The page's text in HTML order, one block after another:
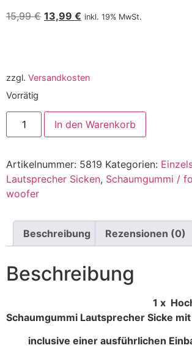
15,99€ 13,99 € inkl. 19% MwSt.
zzgl. Versandkosten
Vorrätig
In den Warenkorb
Artikelnummer: 5819 Kategorien:
Lautsprecher Sicken, Schaumgummi /
woofer
Beschreibung Rezensionen (0)
Beschreibung
1 x
Schaumgummi Lautsprecher Sicke
inclusive einer ausführlichen